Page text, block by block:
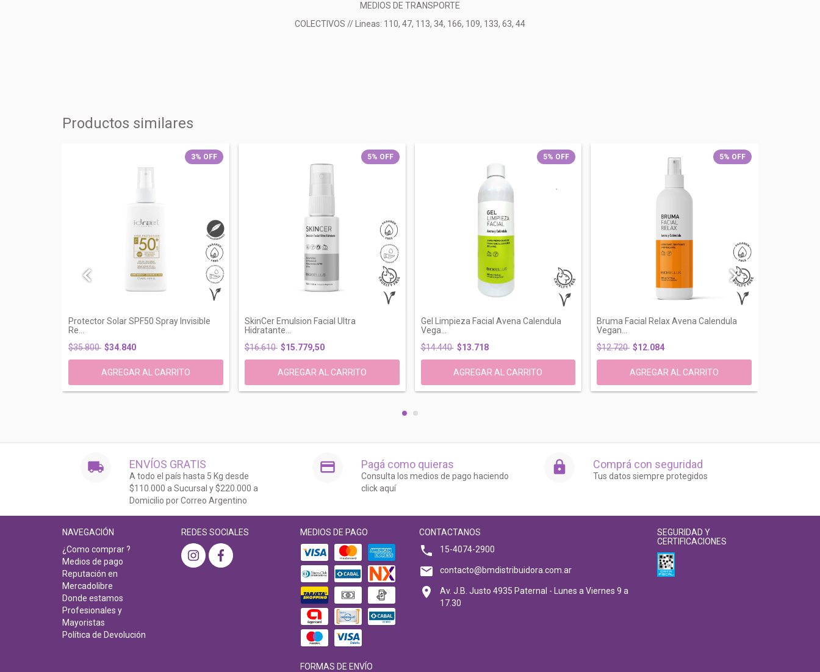
MEDIOS DE TRANSPORTE
COLECTIVOS // Lineas: 110, 47, 113, 34, 166, 109, 133, 63, 44
Productos similares
3% OFF
Protector Solar SPF50 Spray Invisible
Re...
$35.800 $34.840
5% OFF
SkinCer Emulsion Facial Ultra
Hidratante...
$16.610 $15.779,50
5% OFF
Gel Limpieza Facial Avena Calendula
Vega...
$14.440 $13.718
5% OFF
Bruma Facial Relax Avena Calendula
Vegan...
$12.720 $12.084
ENVÍOS GRATIS
A todo el país hasta 5 Kg desde
$110.000 a Sucursal y $220.000 a
Domicilio por Correo Argentino
Pagá como quieras
Consulta los medios de pago haciendo
click aquí
Comprá con seguridad
Tus datos siempre protegidos
NAVEGACIÓN
¿Como comprar ?
Medios de pago
Reputación en
Mercadolibre
Donde estamos
Profesionales y
Mayoristas
Política de Devolución
REDES SOCIALES MEDIOS DE PAGO
FORMAS DE ENVÍO
CONTACTANOS
15-4074-2900
contacto@bmdistribuidora.com.ar
Av. J.B. Justo 4935 Paternal - Lunes a Viernes 9 a
17.30
SEGURIDAD Y
CERTIFICACIONES